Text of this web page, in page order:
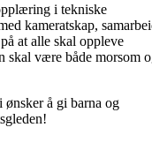
i tekniske
kameratskap,
at alle skal oppleve
skal være både morsom
å gi barna og